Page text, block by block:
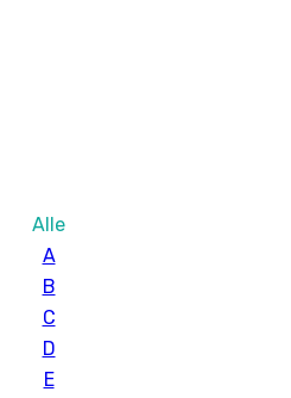
Alle
A
B
C
D
E